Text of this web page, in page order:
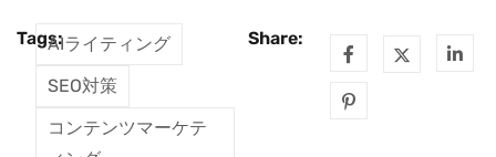
Tags:AIライティング
SEO対策
コンテンツマーケテ
Share: